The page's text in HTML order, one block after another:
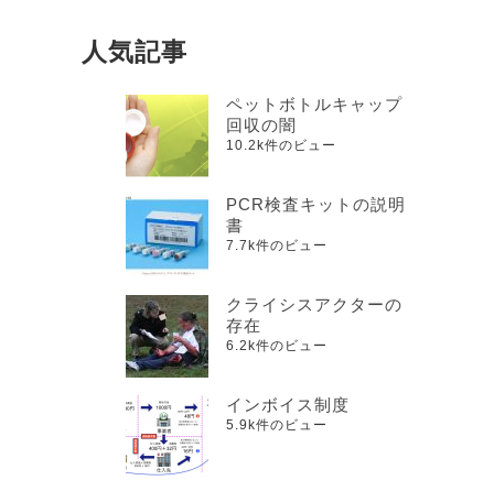
人気記事
ペットボトルキャップ
回収の闇
10.2k件のビュー
PCR検査キットの説明
書
7.7k件のビュー
クライシスアクターの
存在
6.2k件のビュー
インボイス制度
5.9k件のビュー